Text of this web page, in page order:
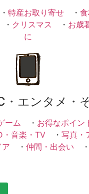
特産お取り寄せ ・
クリスマス ・ お歳
に
・エンタメ・
ーム ・ お得なポイン
・音楽・TV ・ 写真・
・ 仲間・出会い ・